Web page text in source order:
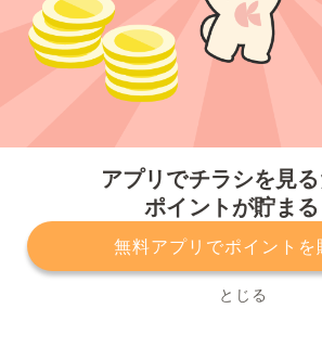
アプリでチラシを見
ポイントが貯まる
無料アプリでポイントを
とじる
プライバシーポリシー 利用規約
サービスに関してのお問い合わせ